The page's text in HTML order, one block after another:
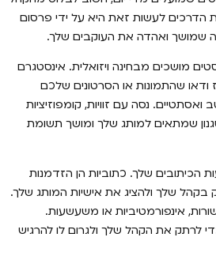
לעשות זאת היא על ידי פרסום
שמושך ואהדה את העוקבים שלך.
מושכים מבחינה ויזואלית. אינסטגרם
ודאו שהתמונות או הסרטונים שלכם
נסה עם זוויות, קומפוזיציות
שמתאים למותג שלך ומושך תשומת
הכיתובים שלך. כתוביות הן הזדמנות
בקהל שלך ולהציג את אישיות המותג שלך.
אינפורמטיביות או משעשעות.
לרתק את הקהל שלך ולגרום לו להרגיש